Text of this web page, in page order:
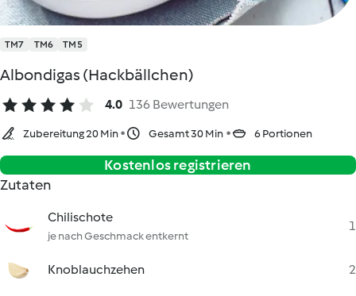
TM7 TM6 TM5
Albondigas (Hackbällchen)
4.0 136 Bewertungen
Zubereitung 20 Min Gesamt 30 Min 6 Portionen
Kostenlos registrieren
Zutaten
Chilischote
je nach Geschmack entkernt
1
Knoblauchzehen 2